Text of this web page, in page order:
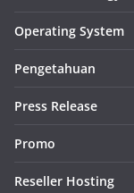
Operating System
Pengetahuan
Press Release
Promo
Reseller Hosting